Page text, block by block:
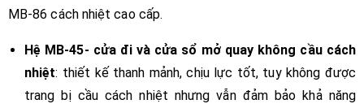
MB-86 cách nhiệt cao cấp.
Hệ MB-45- cửa đi và cửa sổ mở quay không cầu cách
nhiệt: thiết kế thanh mảnh, chịu lực tốt, tuy không được
trang bị cầu cách nhiệt nhưng vẫn đảm bảo khả năng